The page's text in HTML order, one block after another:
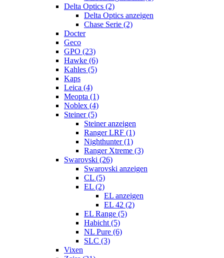
Delta Optics (2)
Delta Optics anzeigen
Chase Serie (2)
Docter
Geco
GPO (23)
Hawke (6)
Kahles (5)
Kaps
Leica (4)
Meopta (1)
Noblex (4)
Steiner (5)
Steiner anzeigen
Ranger LRF (1)
Nighthunter (1)
Ranger Xtreme (3)
Swarovski (26)
Swarovski anzeigen
CL (5)
EL (2)
EL anzeigen
EL 42 (2)
EL Range (5)
Habicht (5)
NL Pure (6)
SLC (3)
Vixen